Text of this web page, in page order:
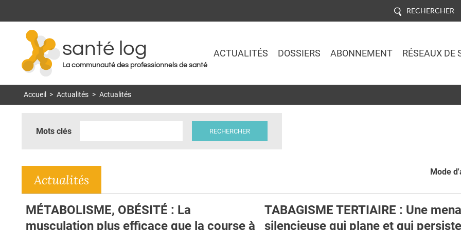
RECHERCHER
santé log
La communauté des professionnels de santé
ACTUALITÉS DOSSIERS ABONNEMENT RÉSEAUX DE
Accueil > Actualités > Actualités
Mots clés
Mode
Actualités
MÉTABOLISME, OBÉSITÉ : La
musculation plus efficace que la course à
TABAGISME TERTIAIRE : Une
silencieuse qui plane et qui persiste